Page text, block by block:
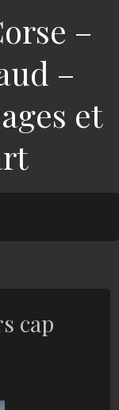
–
–
et
cap